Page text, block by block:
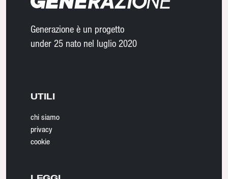
Generazione è un progetto
under 25 nato nel luglio 2020
UTILI
chi siamo
privacy
cookie